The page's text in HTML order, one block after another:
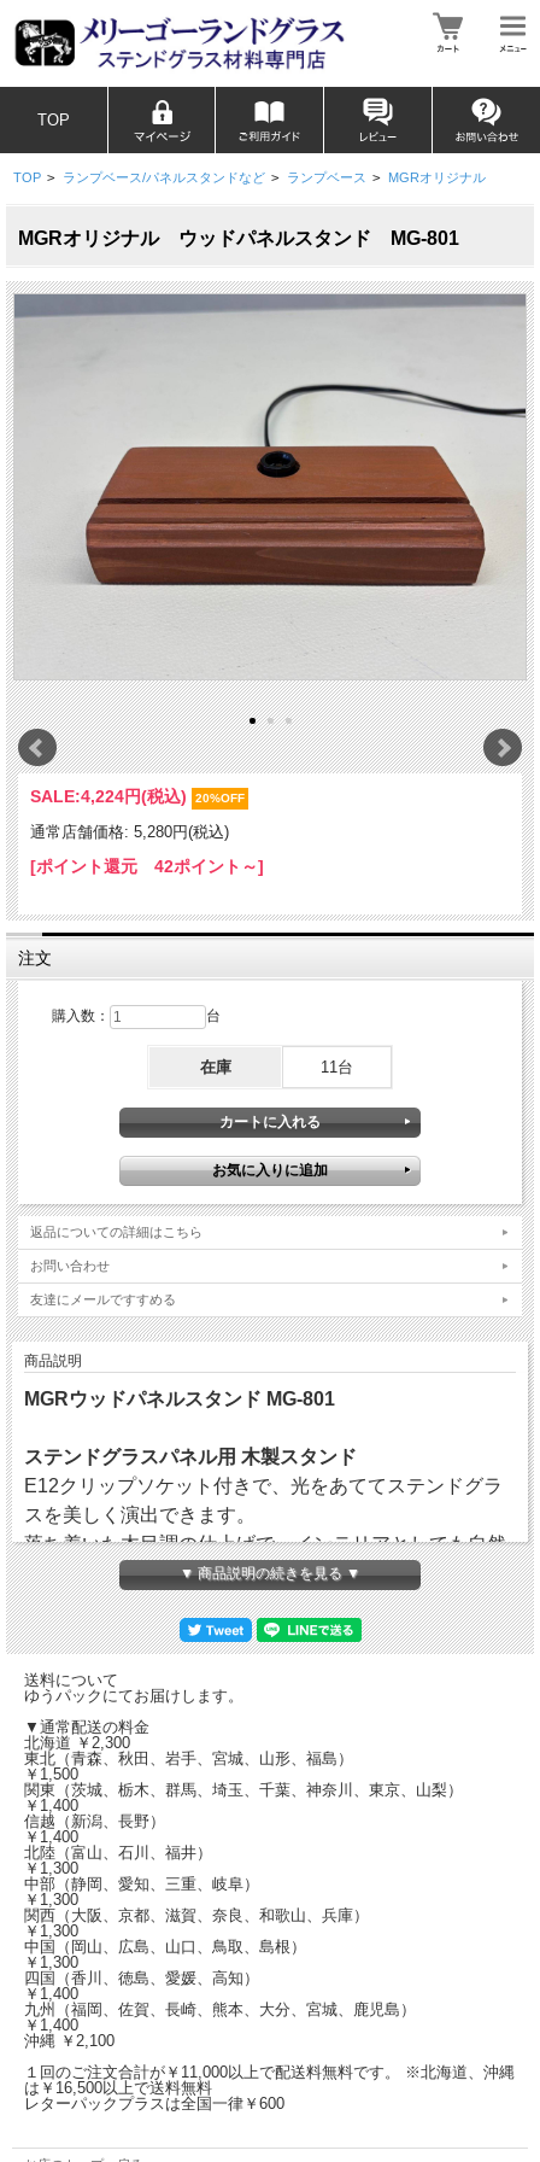
TOP
TOP > ランプベース/パネルスタンドなど > ランプベース > MGRオリジナル
MGRオリジナル ウッドパネルスタンド MG-801
SALE:4,224円(税込) 20%OFF
通常店舗価格: 5,280円(税込)
[ポイント還元 42ポイント～]
注文
購入数： 台
在庫 11台
返品についての詳細はこちら
お問い合わせ
友達にメールですすめる
商品説明
MGRウッドパネルスタンド MG-801
ステンドグラスパネル用 木製スタンド
E12クリップソケット付きで、光をあててステンドグラ
スを美しく演出できます。
落ち着いた木目調の仕上げで、インテリアとしても自然
に馴染みます。
本体サイズ
W190mm × D88mm × H37mm
パネル差し込み部
溝幅：約5mm
溝高：約10mm
※ステンドグラスパネルは別売です。
※E12電球は付属しておりません。
ステンドグラス作品/フュージング作品の展示にも
▼ 商品説明の続きを見る ▼
送料について
ゆうパックにてお届けします。
▼通常配送の料金
北海道 ￥2,300
東北（青森、秋田、岩手、宮城、山形、福島）
￥1,500
関東（茨城、栃木、群馬、埼玉、千葉、神奈川、東京、山梨）
￥1,400
信越（新潟、長野）
￥1,400
北陸（富山、石川、福井）
￥1,300
中部（静岡、愛知、三重、岐阜）
￥1,300
関西（大阪、京都、滋賀、奈良、和歌山、兵庫）
￥1,300
中国（岡山、広島、山口、鳥取、島根）
￥1,300
四国（香川、徳島、愛媛、高知）
￥1,400
九州（福岡、佐賀、長崎、熊本、大分、宮城、鹿児島）
￥1,400
沖縄 ￥2,100
１回のご注文合計が￥11,000以上で配送料無料です。 ※北海道、沖縄
は￥16,500以上で送料無料
レターパックプラスは全国一律￥600